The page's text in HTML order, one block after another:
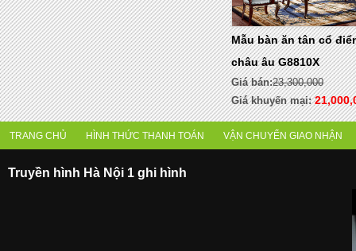
Mẫu bàn ăn tân cổ
châu âu G8810X
Giá bán:23,300,000
Giá khuyến mại:
TRANG CHỦ HÌNH THỨC THANH TOÁN VẬN CHUYỂN GIAO NHẬN
Truyền hình Hà Nội 1 ghi hình